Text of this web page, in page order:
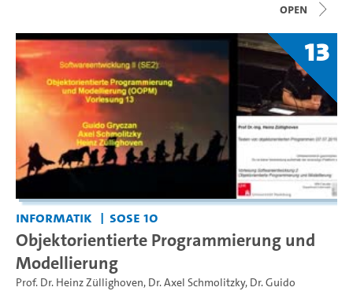
open
13
Informatik SoSe 10
Objektorientierte Programmierung und
Modellierung
Prof. Dr. Heinz Züllighoven, Dr. Axel Schmolitzky, Dr. Guido